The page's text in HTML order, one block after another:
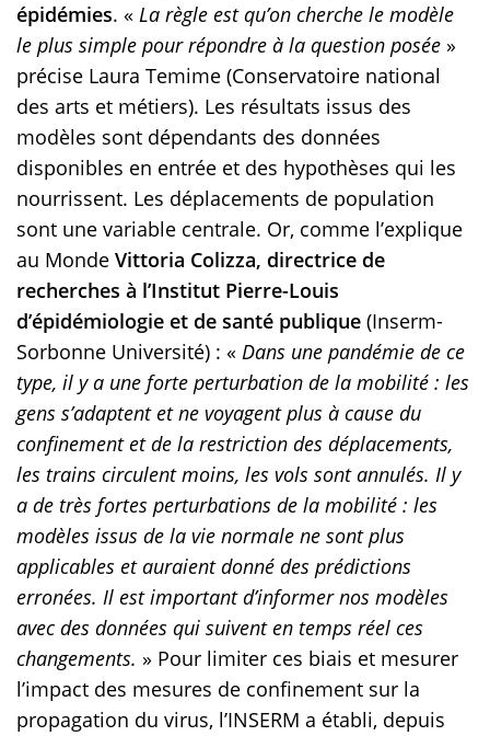
épidémies. « La règle est qu’on cherche le modèle
le plus simple pour répondre à la question posée »
précise Laura Temime (Conservatoire national
des arts et métiers). Les résultats issus des
modèles sont dépendants des données
disponibles en entrée et des hypothèses qui les
nourrissent. Les déplacements de population
sont une variable centrale. Or, comme l’explique
au Monde Vittoria Colizza, directrice de
recherches à l’Institut Pierre-Louis
d’épidémiologie et de santé publique (Inserm-
Sorbonne Université) : « Dans une pandémie de ce
type, il y a une forte perturbation de la mobilité : les
gens s’adaptent et ne voyagent plus à cause du
confinement et de la restriction des déplacements,
les trains circulent moins, les vols sont annulés. Il y
a de très fortes perturbations de la mobilité : les
modèles issus de la vie normale ne sont plus
applicables et auraient donné des prédictions
erronées. Il est important d’informer nos modèles
avec des données qui suivent en temps réel ces
changements. » Pour limiter ces biais et mesurer
l’impact des mesures de confinement sur la
propagation du virus, l’INSERM a établi, depuis